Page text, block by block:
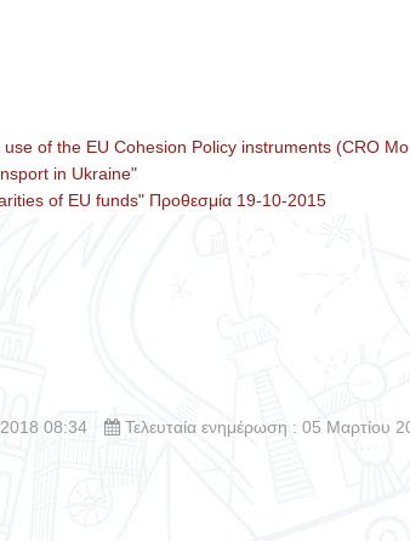
of the EU Cohesion Policy instruments (CRO
in Ukraine"
of EU funds" Προθεσμία 19-10-2015
2018 08:34
Τελευταία ενημέρωση : 05 Μαρτίου